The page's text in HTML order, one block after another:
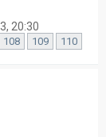
20:30
108 109 110